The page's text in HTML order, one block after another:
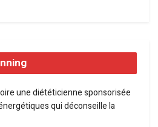
une diététicienne sponsorisée
qui déconseille la